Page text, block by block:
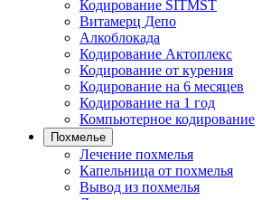
Кодирование SITMST
Витамерц Депо
Алкоблокада
Кодирование Актоплекс
Кодирование от курения
Кодирование на 6 месяцев
Кодирование на 1 год
Компьютерное кодирование
Похмелье
Лечение похмелья
Капельница от похмелья
Вывод из похмелья